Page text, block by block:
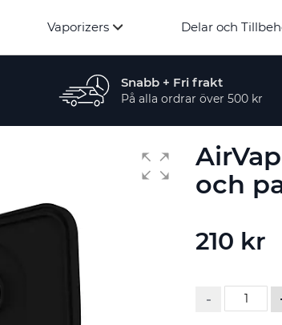
Vaporizers Delar och
Snabb + Fri frakt
På alla ordrar över 500 kr
och
210 kr
-